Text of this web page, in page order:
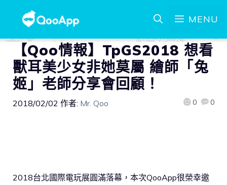
MENU
【Qoo情報】TpGS2018 想看
獸耳美少女非她莫屬 繪師「兔
姬」老師分享會回顧！
2018/02/02 作者: Mr. Qoo 0 0
2018台北國際電玩展圓滿落幕，本次QooApp很榮幸邀